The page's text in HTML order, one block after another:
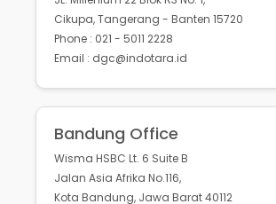
Cikupa, Tangerang - Banten 15720
Phone : 021 - 5011 2228
Email : dgc@indotara.id
Bandung Office
Wisma HSBC Lt. 6 Suite B
Jalan Asia Afrika No.116,
Kota Bandung, Jawa Barat 40112